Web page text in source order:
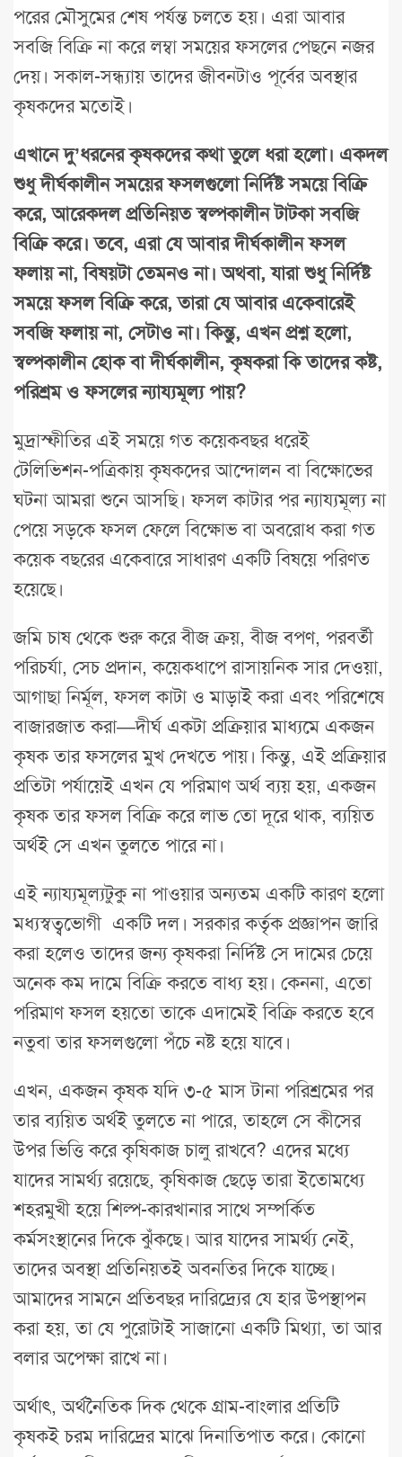
পরের মৌসুমের শেষ পর্যন্ত চলতে হয়। এরা আবার
সবজি বিক্রি না করে লম্বা সময়ের ফসলের পেছনে নজর
দেয়। সকাল-সন্ধ্যায় তাদের জীবনটাও পূর্বের অবস্থার
কৃষকদের মতোই।
এখানে দু’ধরনের কৃষকদের কথা তুলে ধরা হলো। একদল
শুধু দীর্ঘকালীন সময়ের ফসলগুলো নির্দিষ্ট সময়ে বিক্রি
করে, আরেকদল প্রতিনিয়ত স্বল্পকালীন টাটকা সবজি
বিক্রি করে। তবে, এরা যে আবার দীর্ঘকালীন ফসল
ফলায় না, বিষয়টা তেমনও না। অথবা, যারা শুধু নির্দিষ্ট
সময়ে ফসল বিক্রি করে, তারা যে আবার একেবারেই
সবজি ফলায় না, সেটাও না। কিন্তু, এখন প্রশ্ন হলো,
স্বল্পকালীন হোক বা দীর্ঘকালীন, কৃষকরা কি তাদের কষ্ট,
পরিশ্রম ও ফসলের ন্যায্যমূল্য পায়?
মুদ্রাস্ফীতির এই সময়ে গত কয়েকবছর ধরেই
টেলিভিশন-পত্রিকায় কৃষকদের আন্দোলন বা বিক্ষোভের
ঘটনা আমরা শুনে আসছি। ফসল কাটার পর ন্যায্যমূল্য না
পেয়ে সড়কে ফসল ফেলে বিক্ষোভ বা অবরোধ করা গত
কয়েক বছরের একেবারে সাধারণ একটি বিষয়ে পরিণত
হয়েছে।
জমি চাষ থেকে শুরু করে বীজ ক্রয়, বীজ বপণ, পরবর্তী
পরিচর্যা, সেচ প্রদান, কয়েকধাপে রাসায়নিক সার দেওয়া,
আগাছা নির্মূল, ফসল কাটা ও মাড়াই করা এবং পরিশেষে
বাজারজাত করা—দীর্ঘ একটা প্রক্রিয়ার মাধ্যমে একজন
কৃষক তার ফসলের মুখ দেখতে পায়। কিন্তু, এই প্রক্রিয়ার
প্রতিটা পর্যায়েই এখন যে পরিমাণ অর্থ ব্যয় হয়, একজন
কৃষক তার ফসল বিক্রি করে লাভ তো দূরে থাক, ব্যয়িত
অর্থই সে এখন তুলতে পারে না।
এই ন্যায্যমূল্যটুকু না পাওয়ার অন্যতম একটি কারণ হলো
মধ্যস্বত্বভোগী একটি দল। সরকার কর্তৃক প্রজ্ঞাপন জারি
করা হলেও তাদের জন্য কৃষকরা নির্দিষ্ট সে দামের চেয়ে
অনেক কম দামে বিক্রি করতে বাধ্য হয়। কেননা, এতো
পরিমাণ ফসল হয়তো তাকে এদামেই বিক্রি করতে হবে
নতুবা তার ফসলগুলো পঁচে নষ্ট হয়ে যাবে।
এখন, একজন কৃষক যদি ৩-৫ মাস টানা পরিশ্রমের পর
তার ব্যয়িত অর্থই তুলতে না পারে, তাহলে সে কীসের
উপর ভিত্তি করে কৃষিকাজ চালু রাখবে? এদের মধ্যে
যাদের সামর্থ্য রয়েছে, কৃষিকাজ ছেড়ে তারা ইতোমধ্যে
শহরমুখী হয়ে শিল্প-কারখানার সাথে সম্পর্কিত
কর্মসংস্থানের দিকে ঝুঁকছে। আর যাদের সামর্থ্য নেই,
তাদের অবস্থা প্রতিনিয়তই অবনতির দিকে যাচ্ছে।
আমাদের সামনে প্রতিবছর দারিদ্র্যের যে হার উপস্থাপন
করা হয়, তা যে পুরোটাই সাজানো একটি মিথ্যা, তা আর
বলার অপেক্ষা রাখে না।
অর্থাৎ, অর্থনৈতিক দিক থেকে গ্রাম-বাংলার প্রতিটি
কৃষকই চরম দারিদ্রের মাঝে দিনাতিপাত করে। কোনো